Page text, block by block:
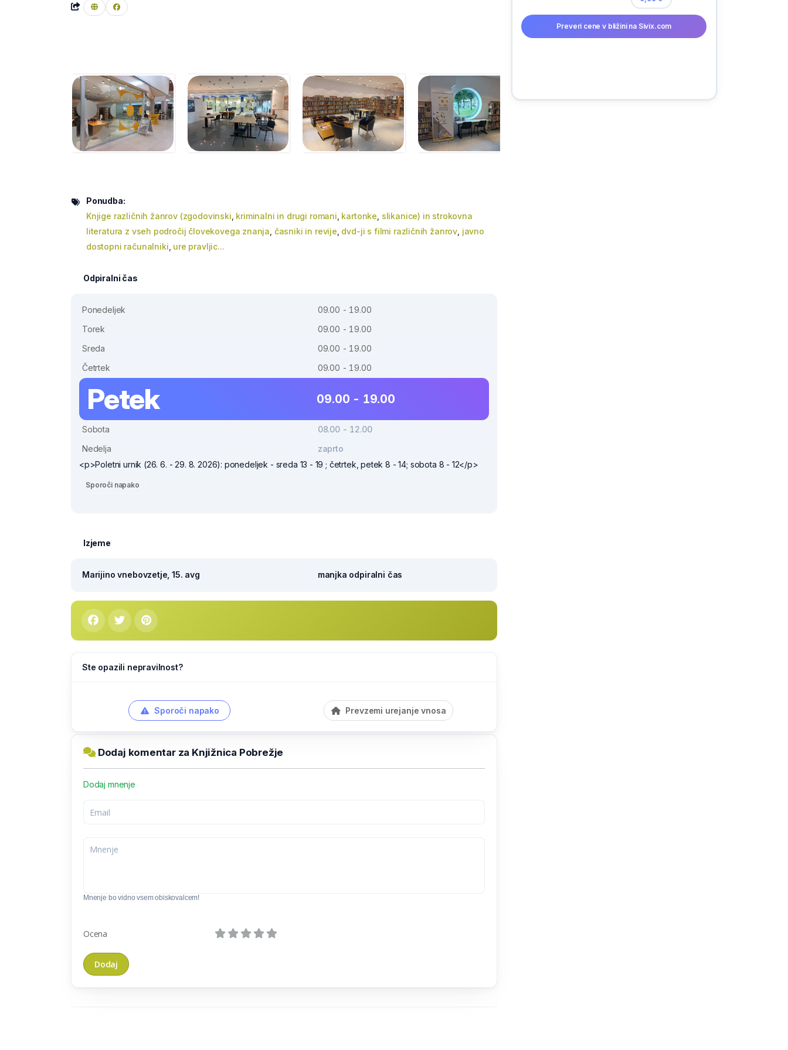
Ponudba:
Knjige različnih žanrov (zgodovinski, kriminalni in drugi romani, kartonke, slikanice) in strokovna
literatura z vseh področij človekovega znanja, časniki in revije, dvd-ji s filmi različnih žanrov, javno
dostopni računalniki, ure pravljic...
Odpiralni čas
Ponedeljek
09.00 - 19.00
Torek
09.00 - 19.00
Sreda
09.00 - 19.00
Četrtek
09.00 - 19.00
Petek 09.00 - 19.00
Sobota
08.00 - 12.00
Nedelja
zaprto
<p>Poletni urnik (26. 6. - 29. 8. 2026): ponedeljek - sreda 13 - 19 ; četrtek, petek 8 - 14; sobota 8 - 12</p>
Sporoči napako
Izjeme
Marijino vnebovzetje, 15. avg manjka odpiralni čas
Ste opazili nepravilnost?
Sporoči napako Prevzemi urejanje vnosa
Dodaj komentar za Knjižnica Pobrežje
Dodaj mnenje
Mnenje bo vidno vsem obiskovalcem!
Ocena
Preveri cene v bližini na Sivix.com